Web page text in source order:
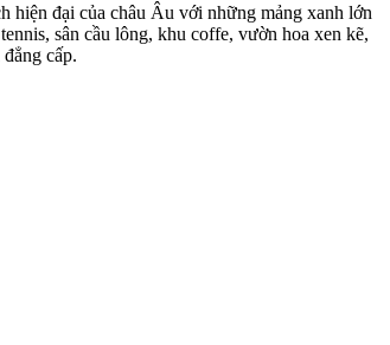
hiện đại của châu Âu với những mảng xanh lớn
sân cầu lông, khu coffe, vườn hoa xen kẽ,
cấp.